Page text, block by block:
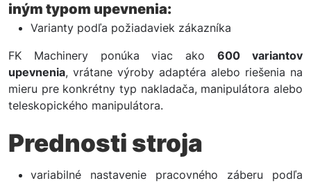
iným typom upevnenia:
Varianty podľa požiadaviek zákazníka
FK Machinery ponúka viac ako600 variantov
upevnenia, vrátane výroby adaptéra alebo riešenia na
mieru pre konkrétny typ nakladača, manipulátora alebo
teleskopického manipulátora.
Prednosti stroja
variabilné nastavenie pracovného záberu podľa